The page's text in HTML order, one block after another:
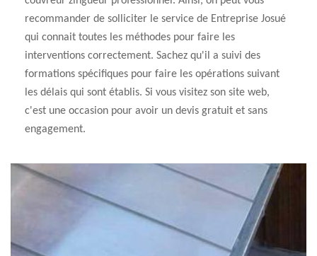
recommander de solliciter le service de Entreprise Josué
qui connait toutes les méthodes pour faire les
interventions correctement. Sachez qu'il a suivi des
formations spécifiques pour faire les opérations suivant
les délais qui sont établis. Si vous visitez son site web,
c'est une occasion pour avoir un devis gratuit et sans
engagement.